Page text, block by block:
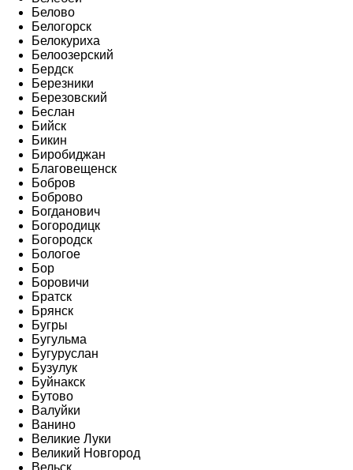
Белово
Белогорск
Белокуриха
Белоозерский
Бердск
Березники
Березовский
Беслан
Бийск
Бикин
Биробиджан
Благовещенск
Бобров
Боброво
Богданович
Богородицк
Богородск
Бологое
Бор
Боровичи
Братск
Брянск
Бугры
Бугульма
Бугуруслан
Бузулук
Буйнакск
Бутово
Валуйки
Ванино
Великие Луки
Великий Новгород
Вельск